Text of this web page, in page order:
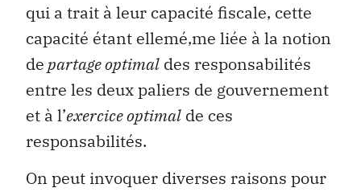
qui a trait à leur capacité fiscale, cette
capacité étant ellemé‚me liée à la notion
de partage optimal des responsabilités
entre les deux paliers de gouvernement
et à l’exercice optimal de ces
responsabilités.
On peut invoquer diverses raisons pour